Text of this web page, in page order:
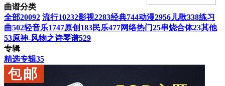
曲谱分类
全部20092 流行10232影视2283经典744动漫2956儿歌338练习
曲502轻音乐1747原创 183民乐477网络热门25串烧合体23其他
53原神-风物之诗琴谱529
专辑
精选专辑35